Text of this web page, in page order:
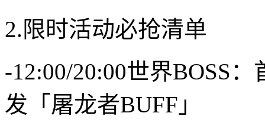
2.限时活动必抢清单
-12:00/20:00世界BOSS
发「屠龙者BUFF」